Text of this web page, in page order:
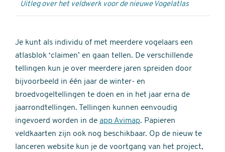
Uitleg over het veldwerk voor de nieuwe Vogelatlas
Je kunt als individu of met meerdere vogelaars een
atlasblok ‘claimen’ en gaan tellen. De verschillende
tellingen kun je over meerdere jaren spreiden door
bijvoorbeeld in één jaar de winter- en
broedvogeltellingen te doen en in het jaar erna de
jaarrondtellingen. Tellingen kunnen eenvoudig
ingevoerd worden in de app Avimap. Papieren
veldkaarten zijn ook nog beschikbaar. Op de nieuw te
lanceren website kun je de voortgang van het project,